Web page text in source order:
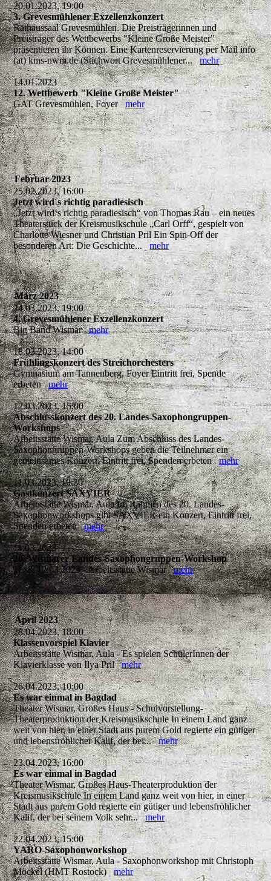
20.01.2023, 19:00
3. Grevesmühlener Exzellenzkonzert
Rathaussaal Grevesmühlen. Die Preisträgerinnen und
Preisträger des Wettbewerbs "Kleine Große Meister"
präsentieren ihr Können. Eine Kartenreservierung per Mail info
(at) kms-nwm.de (Stichwort Grevesmühlener...mehr
14.01.2023
12. Wettbewerb "Kleine Große Meister"
GAT Grevesmühlen, Foyermehr
Februar 2023
25.02.2023, 16:00
Jetzt wird´s richtig paradiesisch
„Jetzt wird‘s richtig paradiesisch“ von Thomas Rau – ein neues
Theaterstück der Kreismusikschule „Carl Orff“, gespielt von
Charlotte Wiesner und Christian Pril Ein Spin-Off der
besonderen Art: Die Geschichte...mehr
März 2023
24.03.2023, 19:00
4. Grevesmühlener Exzellenzkonzert
Big Band Wismarmehr
18.03.2023, 14:00
Frühlingskonzert des Streichorchesters
Gymnasium am Tannenberg, Foyer Eintritt frei, Spende
erbetenmehr
12.03.2023, 15:00
Abschlusskonzert des 20. Landes-Saxophongruppen-
Workshops
Arbeitsstätte Wismar, Aula Zum Abschluss des Landes-
Saxophongruppen-Workshops geben die Teilnehmer ein
gemeinsames Konzert. Eintritt frei, Spenden erbetenmehr
11.03.2023, 19:30
Gastkonzert SAXVIER
Arbeitsstätte Wismar, Aula Im Rahmen des 20. Landes-
Saxophonworkshops gibt SAXVIER ein Konzert, Eintritt frei,
Spenden erbetenmehr
11.03.2023
20. Wismarer Landes-Saxophongruppen-Workshop
11. & 12.03.2023 - Arbeitsstätte Wismarmehr
April 2023
28.04.2023, 18:00
Klassenvorspiel Klavier
Arbeitsstätte Wismar, Aula - Es spielen SchülerInnen der
Klavierklasse von Ilya Prilmehr
26.04.2023, 10:00
Es war einmal in Bagdad
Theater Wismar, Großes Haus - Schulvorstellung-
Theaterproduktion der Kreismusikschule In einem Land ganz
weit von hier, in einer Stadt aus purem Gold regierte ein gütiger
und lebensfröhlicher Kalif, der bei...mehr
23.04.2023, 16:00
Es war einmal in Bagdad
Theater Wismar, Großes Haus-Theaterproduktion der
Kreismusikschule In einem Land ganz weit von hier, in einer
Stadt aus purem Gold regierte ein gütiger und lebensfröhlicher
Kalif, der bei seinem Volk sehr...mehr
22.04.2023, 15:00
YARO-Saxophonworkshop
Arbeitsstätte Wismar, Aula - Saxophonworkshop mit Christoph
Möckel (HMT Rostock)mehr